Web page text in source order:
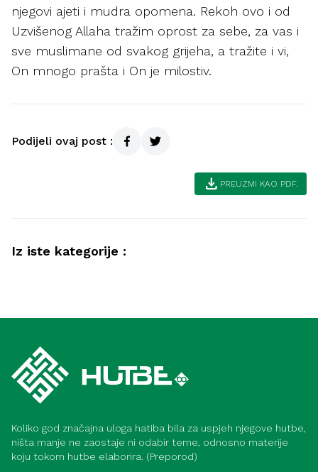
njegovi ajeti i mudra opomena. Rekoh ovo i od
Uzvišenog Allaha tražim oprost za sebe, za vas i
sve muslimane od svakog grijeha, a tražite i vi,
On mnogo prašta i On je milostiv.
Podijeli ovaj post :
download PREUZMI KAO PDF.
Iz iste kategorije :
Koliko god značajna uloga hatiba bila za uspjeh njegove hutbe,
ništa manje ne zaostaje ni odabir teme, odnosno materije
koju tokom hutbe elaborira. (Preporod)